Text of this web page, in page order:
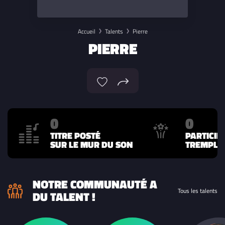
Accueil Talents Pierre
PIERRE
0
TITRE POSTÉ
SUR LE MUR DU SON
0
NOTRE COMMUNAUTÉ A
DU TALENT ! Tous les talents